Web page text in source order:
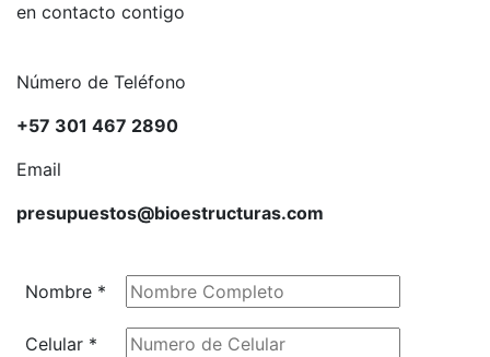
en contacto contigo
Número de Teléfono
+57 301 467 2890
Email
presupuestos@bioestructuras.com
Nombre *
Celular *